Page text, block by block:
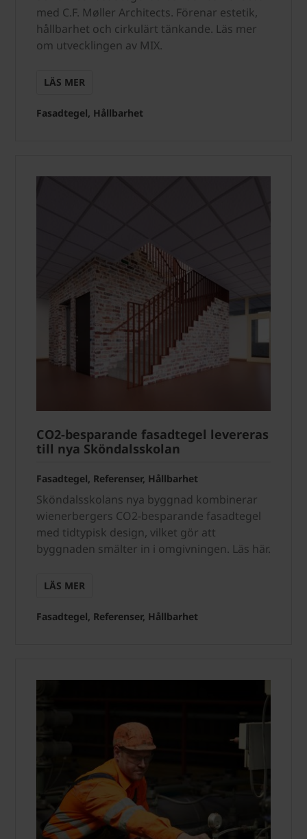
med C.F. Møller Architects. Förenar estetik,
hållbarhet och cirkulärt tänkande. Läs mer
om utvecklingen av MIX.
LÄS MER
Fasadtegel, Hållbarhet
CO2-besparande fasadtegel levereras
till nya Sköndalsskolan
Fasadtegel, Referenser, Hållbarhet
Sköndalsskolans nya byggnad kombinerar
wienerbergers CO2-besparande fasadtegel
med tidtypisk design, vilket gör att
byggnaden smälter in i omgivningen. Läs här.
LÄS MER
Fasadtegel, Referenser, Hållbarhet